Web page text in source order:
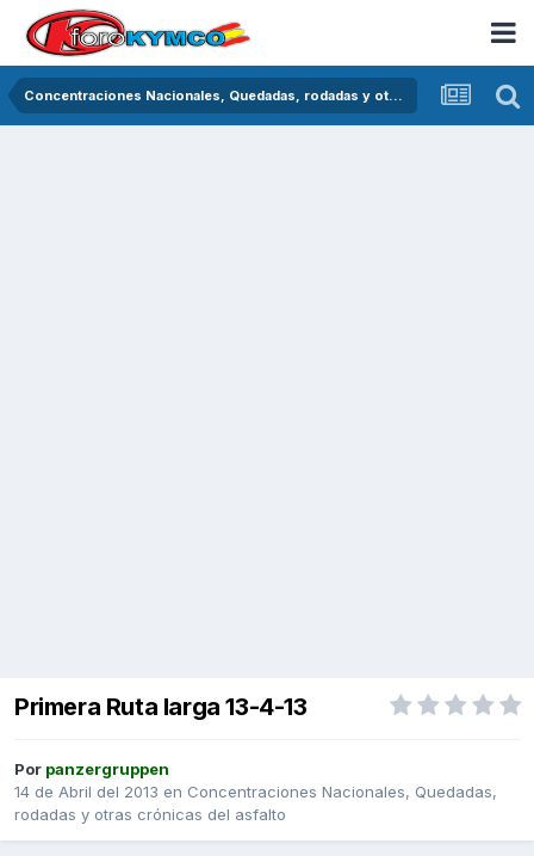
Concentraciones Nacionales, Quedadas, rodadas y otras crónicas del asfalto
Primera Ruta larga 13-4-13
Por panzergruppen
14 de Abril del 2013 en Concentraciones Nacionales, Quedadas,
rodadas y otras crónicas del asfalto